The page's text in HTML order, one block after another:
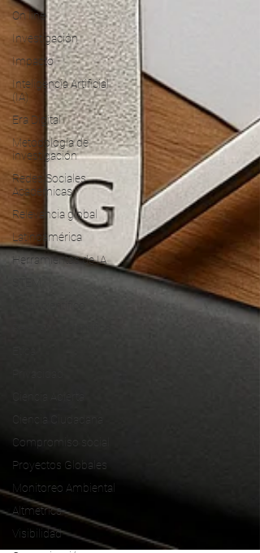
On line
Investigación
Impacto
Inteligencia Artificial
(IA)
Era Digital
Metodología de
investigación
Redes Sociales
Académicas
Relevancia global
Latinoamérica
Herramientas de IA
Ciencia Ciudadana
Compromiso social
Proyectos Globales
Monitoreo Ambiental
Altmetrics
Visibilidad